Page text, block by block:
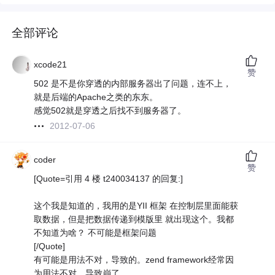
全部评论
xcode21
502 是不是你穿透的内部服务器出了问题，连不上，
就是后端的Apache之类的东东。
感觉502就是穿透之后找不到服务器了。
2012-07-06
赞
coder
[Quote=引用 4 楼 t240034137 的回复:]
这个我是知道的，我用的是YII 框架 在控制层里面能获
取数据，但是把数据传递到模版里 就出现这个。我都
不知道为啥？ 不可能是框架问题
[/Quote]
有可能是用法不对，导致的。zend framework经常因
赞